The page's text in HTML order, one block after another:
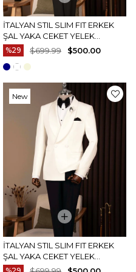
İTALYAN STIL SLIM FIT ERKEK
ŞAL YAKA CEKET YELEK
PANTOLON DAMATLIK SET
SIYAH T20071-01
%29 $500.00
$699.99
İTALYAN STIL SLIM FIT ERKEK
ŞAL YAKA CEKET YELEK
PANTOLON DAMATLIK SET
New